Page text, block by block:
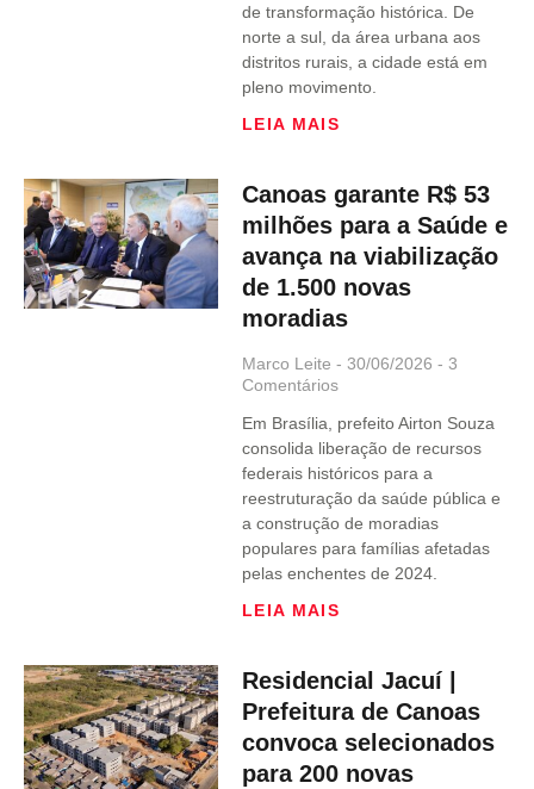
de transformação histórica. De
norte a sul, da área urbana aos
distritos rurais, a cidade está em
pleno movimento.
LEIA MAIS
Canoas garante R$ 53
milhões para a Saúde e
avança na viabilização
de 1.500 novas
moradias
Marco Leite 30/06/2026 3
Comentários
Em Brasília, prefeito Airton Souza
consolida liberação de recursos
federais históricos para a
reestruturação da saúde pública e
a construção de moradias
populares para famílias afetadas
pelas enchentes de 2024.
LEIA MAIS
Residencial Jacuí |
Prefeitura de Canoas
convoca selecionados
para 200 novas